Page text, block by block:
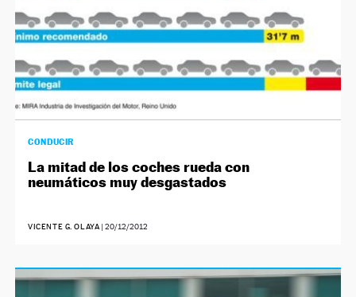
CONDUCIR
La mitad de los coches rueda con
neumáticos muy desgastados
VICENTE G. OLAYA |20/12/2012